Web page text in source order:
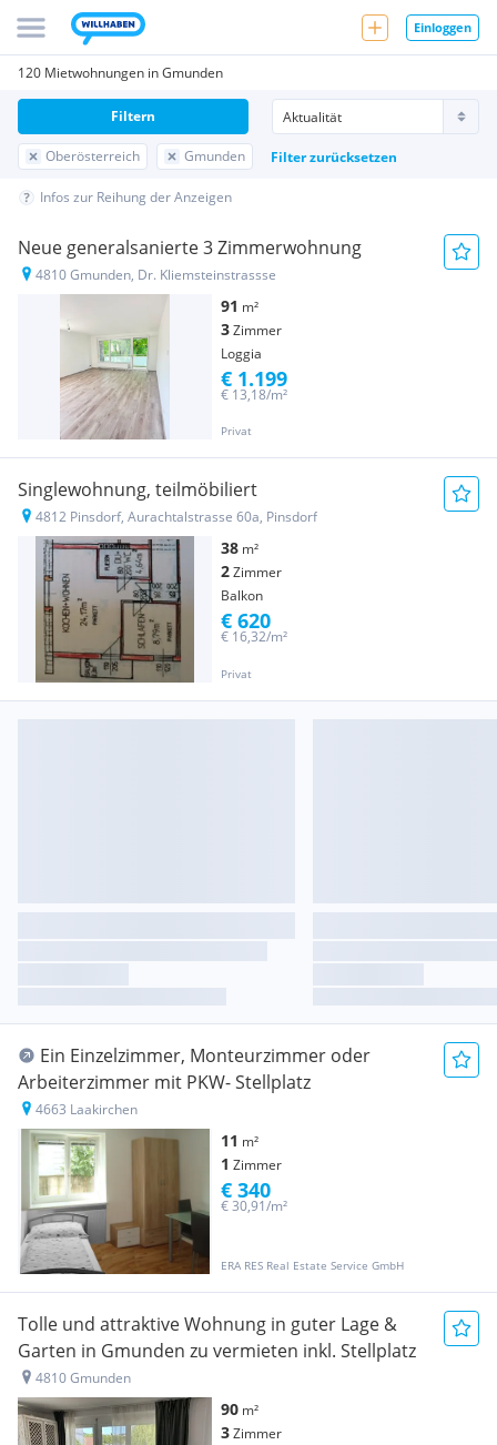
Einloggen
120 Mietwohnungen in Gmunden
Oberösterreich Gmunden Filter zurücksetzen
Filtern
Infos zur Reihung der Anzeigen
Neue generalsanierte 3 Zimmerwohnung
4810 Gmunden, Dr. Kliemsteinstrassse
91 m²
3Zimmer
Loggia
Privat
€ 13,18/m²
€ 1.199
Singlewohnung, teilmöbiliert
4812 Pinsdorf, Aurachtalstrasse 60a, Pinsdorf
38 m²
2Zimmer
Balkon
Privat
€ 16,32/m²
€ 620
Ein Einzelzimmer, Monteurzimmer oder
Arbeiterzimmer mit PKW- Stellplatz
4663 Laakirchen
11 m²
1 Zimmer
ERA RES Real Estate Service GmbH
€ 30,91/m²
€ 340
Tolle und attraktive Wohnung in guter Lage &
Garten in Gmunden zu vermieten inkl. Stellplatz
4810 Gmunden
90 m²
3Zimmer